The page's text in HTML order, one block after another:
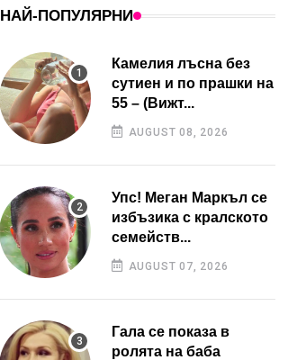
НАЙ-ПОПУЛЯРНИ
Камелия лъсна без
сутиен и по прашки на
55 – (Вижт...
AUGUST 08, 2026
Упс! Меган Маркъл се
избъзика с кралското
семейств...
AUGUST 07, 2026
Гала се показа в
ролята на баба